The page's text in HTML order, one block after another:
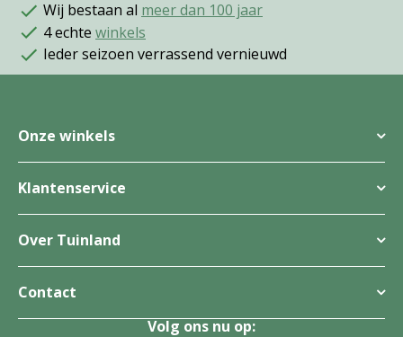
Wij bestaan al meer dan 100 jaar
4 echte winkels
Ieder seizoen verrassend vernieuwd
Onze winkels
Klantenservice
Over Tuinland
Contact
Volg ons nu op: